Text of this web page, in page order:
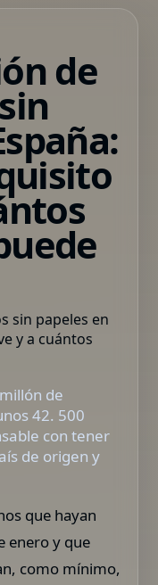
de
de
42. 500
con tener
de origen y
que hayan
enero y que
como mínimo,